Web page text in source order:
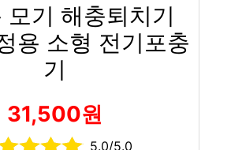
모기 해충퇴치기
용 소형 전기포충
기
31,500원
5.0/5.0